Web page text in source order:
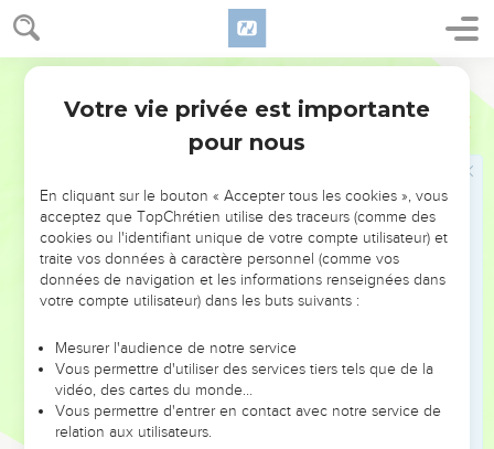
Romains 7
cela même] que la Loi est bonne.
17 Maintenant donc ce n'est plus moi qui fais cela ; mais c'est
Car je sais qu'en moi, c'est-à-dire, en ma chair, il n'habite
point de bien ; vu que le vouloir est bien attaché à moi, mais
Car je ne fais pas le bien que je veux, mais je fais le mal
que je ne veux point.
Or si je fais ce que je ne veux point, ce n'est plus moi qui
le fais, mais [c'est] le péché qui habite en moi.
veux faire le bien, le mal est attaché à moi.
Car je prends bien plaisir à la loi de Dieu quant à l'homme
intérieur ;
23
Votre vie privée est importante
pour nous
En cliquant sur le bouton « Accepter tous les cookies », vous
acceptez que TopChrétien utilise des traceurs (comme des
cookies ou l'identifiant unique de votre compte utilisateur) et
traite vos données à caractère personnel (comme vos
données de navigation et les informations renseignées dans
votre compte utilisateur) dans les buts suivants :
Mesurer l'audience de notre service
Vous permettre d'utiliser des services tiers tels que de la
vidéo, des cartes du monde…
Vous permettre d'entrer en contact avec notre service de
relation aux utilisateurs.